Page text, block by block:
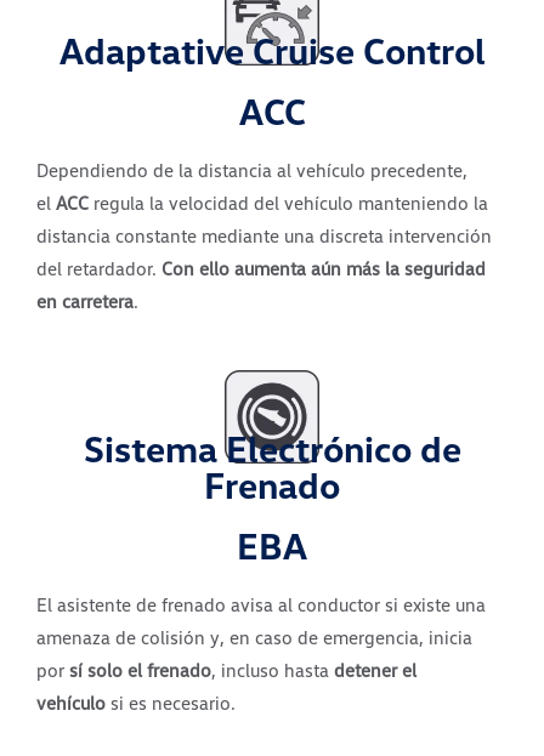
Adaptative Cruise Control
ACC
Dependiendo de la distancia al vehículo precedente,
el ACC regula la velocidad del vehículo manteniendo la
distancia constante mediante una discreta intervención
del retardador. Con ello aumenta aún más la seguridad
en carretera.
Sistema Electrónico de
Frenado
EBA
El asistente de frenado avisa al conductor si existe una
amenaza de colisión y, en caso de emergencia, inicia
por sí solo el frenado, incluso hasta detener el
vehículo si es necesario.